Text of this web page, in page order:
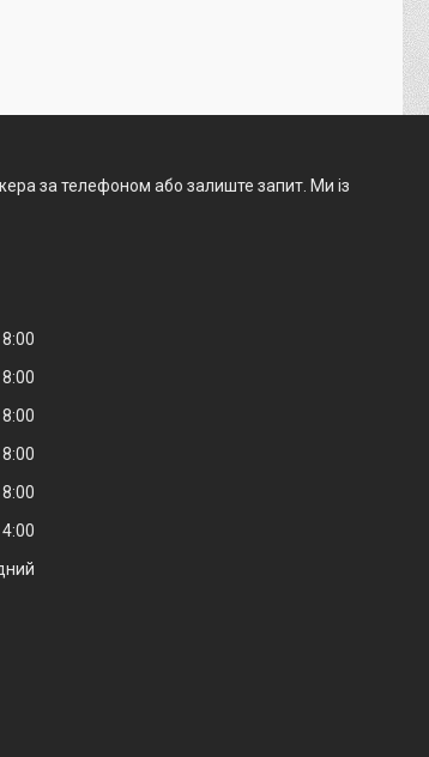
за телефоном або залиште запит. Ми із